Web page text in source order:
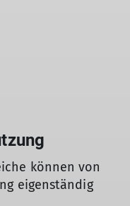
können von
eigenständig